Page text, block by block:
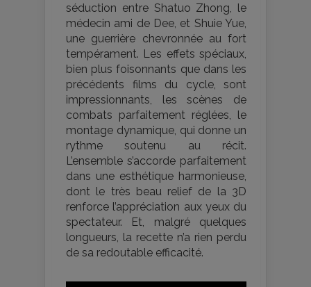
séduction entre Shatuo Zhong, le
médecin ami de Dee, et Shuie Yue,
une guerrière chevronnée au fort
tempérament. Les effets spéciaux,
bien plus foisonnants que dans les
précédents films du cycle, sont
impressionnants, les scènes de
combats parfaitement réglées, le
montage dynamique, qui donne un
rythme soutenu au récit.
L’ensemble s’accorde parfaitement
dans une esthétique harmonieuse,
dont le très beau relief de la 3D
renforce l’appréciation aux yeux du
spectateur. Et, malgré quelques
longueurs, la recette n’a rien perdu
de sa redoutable efficacité.